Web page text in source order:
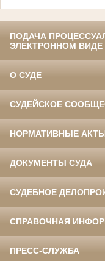
ПОДАЧА
ЭЛЕКТРОННОМ ВИДЕ
О СУДЕ
СУДЕЙСКОЕ
НОРМАТИВНЫЕ
ДОКУМЕНТЫ СУДА
СУДЕБНОЕ
СПРАВОЧНАЯ
ПРЕСС-СЛУЖБА